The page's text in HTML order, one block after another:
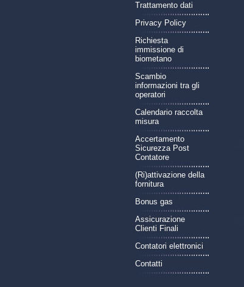
Trattamento dati
Privacy Policy
Richiesta
immissione di
biometano
Scambio
informazioni tra gli
operatori
Calendario raccolta
misura
Accertamento
Sicurezza Post
Contatore
(Ri)attivazione della
fornitura
Bonus gas
Assicurazione
Clienti Finali
Contatori elettronici
Contatti